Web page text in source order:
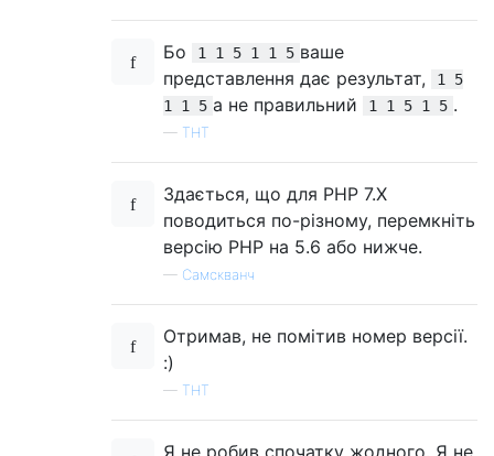
Бо 1 1 5 1 1 5 ваше
представлення дає результат,
1 5
1 1 5 а не правильний 1 1 5 1 5 .
— ТНТ
Здається, що для PHP 7.X
поводиться по-різному, перемкніть
версію PHP на 5.6 або нижче.
— Самскванч
Отримав, не помітив номер версії.
:)
— ТНТ
Я не робив спочатку жодного. Я не